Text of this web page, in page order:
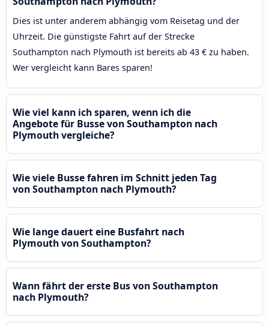
Dies ist unter anderem abhängig vom Reisetag und der
Uhrzeit. Die günstigste Fahrt auf der Strecke
Southampton nach Plymouth ist bereits ab 43 € zu haben.
Wer vergleicht kann Bares sparen!
Wie viel kann ich sparen, wenn ich die
Angebote für Busse von Southampton nach
Plymouth vergleiche?
Wie viele Busse fahren im Schnitt jeden Tag
von Southampton nach Plymouth?
Wie lange dauert eine Busfahrt nach
Plymouth von Southampton?
Wann fährt der erste Bus von Southampton
nach Plymouth?